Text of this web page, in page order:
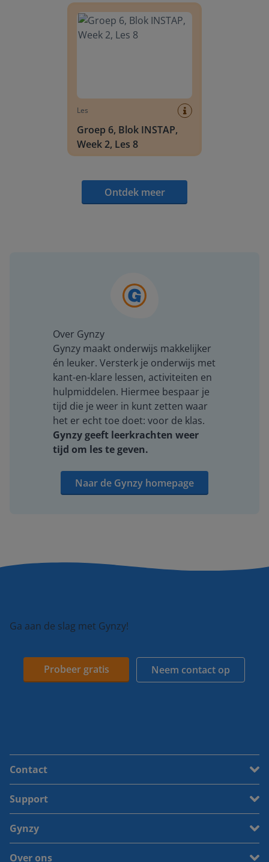
Les
Groep 6, Blok INSTAP,
Week 2, Les 8
Ontdek meer
Over Gynzy
Gynzy maakt onderwijs makkelijker
én leuker. Versterk je onderwijs met
kant-en-klare lessen, activiteiten en
hulpmiddelen. Hiermee bespaar je
tijd die je weer in kunt zetten waar
het er echt toe doet: voor de klas.
Gynzy geeft leerkrachten weer
tijd om les te geven.
Naar de Gynzy homepage
Ga aan de slag met Gynzy!
Probeer gratis Neem contact op
Contact
Support
Gynzy
Over ons